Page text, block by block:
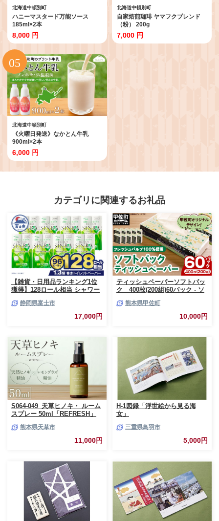
北海道中頓別町
ハニーマスタード万能ソース
185ml×2本
8,000 円
北海道中頓別町
自家焙煎珈琲 ヤマフクブレンド
（粉） 200g
7,000 円
北海道中頓別町
《火曜日発送》なかとん牛乳
900ml×2本
6,000 円
カテゴリに関連するお礼品
【雑貨・日用品ランキング1位
獲得】128ロール相当 シャワー
ー ダブル プレミアムシンラ 96
ロール (12R×8パック) 配達時間
指定可能 1.3倍巻き トイレット
ーパー 人気 おすすめ [sf001-
012]
静岡県富士市
17,000円
ティッシュペーパーソフトパッ
ク 400枚(200組)60パック - ソ
ー 生活用品 雑貨 日用品 必需品
紙 常備品 まとめ買い 備蓄 防災
ストック 熊本県 甲佐町【ZC】
熊本県甲佐町
10,000円
S064-049_天草ヒノキ・ ルーム
スプレー 50ml「REFRESH」
熊本県天草市
11,000円
H-1図録「浮世絵から見る海
女」
三重県鳥羽市
5,000円